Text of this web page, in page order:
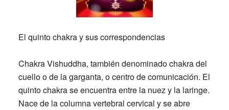
El quinto chakra y sus correspondencias
Chakra Vishuddha, también denominado chakra del
cuello o de la garganta, o centro de comunicación. El
quinto chakra se encuentra entre la nuez y la laringe.
Nace de la columna vertebral cervical y se abre